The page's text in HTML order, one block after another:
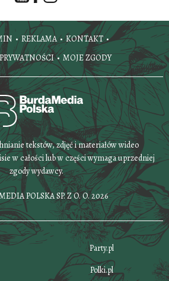
REKLAMA
KONTAKT
MOJE ZGODY
tekstów, zdjęć i materiałów wideo
w całości lub w części wymaga uprzedniej
zgody wydawcy.
POLSKA SP. Z O. O. 2026
Party.pl
Polki.pl